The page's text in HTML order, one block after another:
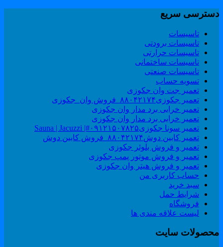
سریع
تاسیسات
تاسیسات برودتی
تاسیسات حرارتی
تاسیسات ساختمانی
تاسیسات صنعتی
تسویه حساب
تعمیر جت وان جکوزی
تعمیر جکوزی۸۸۰۴۲۱۷۴_فروش وان_جکوزی
تعمیر خرابی برد مدار وان جکوزی
تعمیر خرابی برد مدار وان جکوزی
تعمیر سونا جکوزی۰۹۱۲۱۵۰۷۸۲۵#| Sauna | Jacuzzi
تعمیر کابین دوش۸۸۰۴۲۱۷۴_فروش کابین دوش
تعمیر و فروش بلوئر جکوزی
تعمیر و فروش موتور پمپ جکوزی
تعمیر و فروش هیتر وان جکوزی
حساب کاربری من
سبد خرید
شرایط حمل
فروشگاه
لیست علاقه مندی ها
سایت